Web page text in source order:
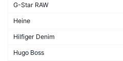
G-Star RAW
Heine
Hilfiger Denim
Hugo Boss